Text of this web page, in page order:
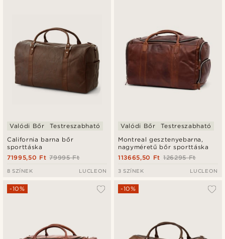
California barna bőr
sporttáska
Valódi Bőr Testreszabható
79995 Ft
71995,50 Ft
8 SZÍNEK LUCLEON
Montreal gesztenyebarna,
nagyméretű bőr sporttáska
Valódi Bőr Testreszabható
126295 Ft
113665,50 Ft
3 SZÍNEK LUCLEON
-10% -10%